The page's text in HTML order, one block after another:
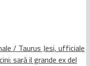
/ Taurus Jesi, ufficiale
sarà il grande ex del